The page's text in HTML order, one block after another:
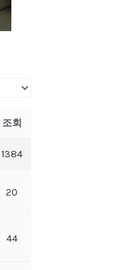
조회
1384
20
44